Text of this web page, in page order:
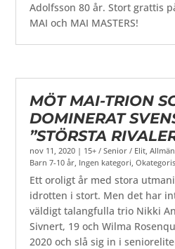
Adolfsson 80 år. Stort grattis
MAI och MAI MASTERS!
MÖT MAI-TRION
DOMINERAT
”STÖRSTA
nov 11, 2020 | 15+ / Senior / Elit ,
Barn 7-10 år Ingen kategori ,
Ett oroligt år med stora
idrotten i stort. Men det har
väldigt talangfulla trio Nikki
Sivnert, 19 och Wilma
2020 och slå sig in i